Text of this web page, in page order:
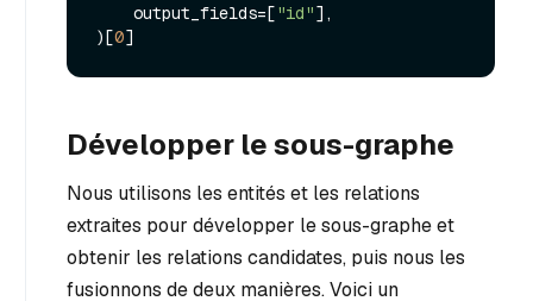
    output_fields=[
"id"],
)[0
Développer le sous-graphe
Nous utilisons les entités et les relations
extraites pour développer le sous-graphe et
obtenir les relations candidates, puis nous les
fusionnons de deux manières. Voici un